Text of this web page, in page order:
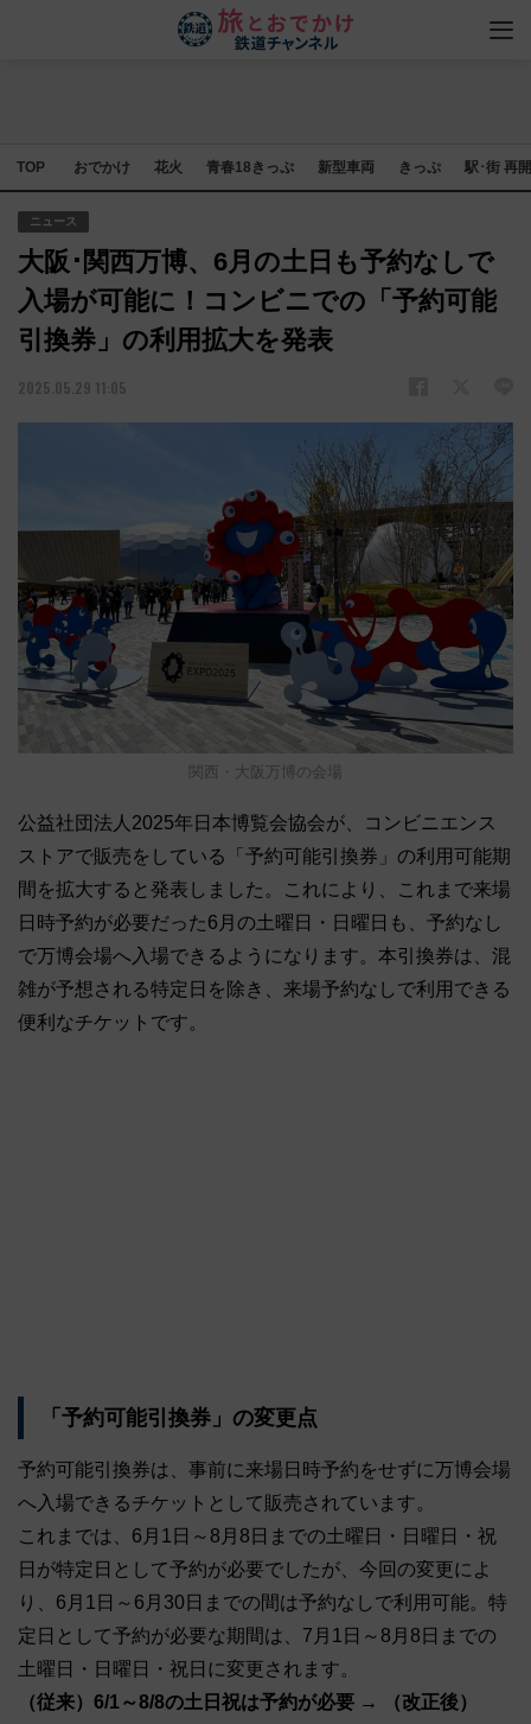
TOP おでかけ 花火 青春18きっぷ 新型車両 きっぷ 駅･街 再
ニュース
大阪･関西万博、6月の土日も予約なしで
入場が可能に！コンビニでの「予約可能
引換券」の利用拡大を発表
2025.05.29 11:05
関西・大阪万博の会場
公益社団法人2025年日本博覧会協会が、コンビニエンス
ストアで販売をしている「予約可能引換券」の利用可能期
間を拡大すると発表しました。これにより、これまで来場
日時予約が必要だった6月の土曜日・日曜日も、予約なし
で万博会場へ入場できるようになります。本引換券は、混
雑が予想される特定日を除き、来場予約なしで利用できる
便利なチケットです。
「予約可能引換券」の変更点
予約可能引換券は、事前に来場日時予約をせずに万博会場
へ入場できるチケットとして販売されています。
これまでは、6月1日～8月8日までの土曜日・日曜日・祝
日が特定日として予約が必要でしたが、今回の変更によ
り、6月1日～6月30日までの間は予約なしで利用可能。特
定日として予約が必要な期間は、7月1日～8月8日までの
土曜日・日曜日・祝日に変更されます。
（従来）6/1～8/8の土日祝は予約が必要 → （改正後）